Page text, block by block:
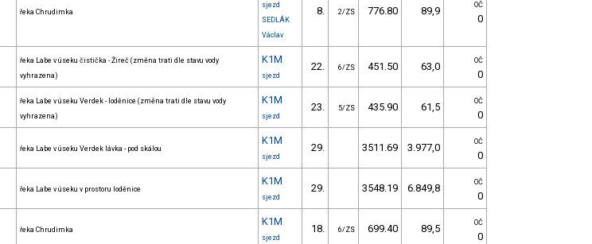
řeka Chrudimka
sjezd
SEDLÁK
Václav
8. 2/ZS 776.80 89,9 OČ
0
řeka Labe v úseku čistička - Žireč (změna trati dle stavu vody
vyhrazena)
K1M
sjezd
22. 6/ZS 451.50 63,0 OČ
0
řeka Labe v úseku Verdek - loděnice (změna trati dle stavu vody
vyhrazena)
K1M
sjezd
23. 5/ZS 435.90 61,5 OČ
0
řeka Labe v úseku Verdek lávka - pod skálou
K1M
sjezd
29. 3511.69 3.977,0 OČ
0
řeka Labe v úseku v prostoru loděnice
K1M
sjezd
29. 3548.19 6.849,8 OČ
0
řeka Chrudimka
K1M
sjezd
18. 6/ZS 699.40 89,5 OČ
0